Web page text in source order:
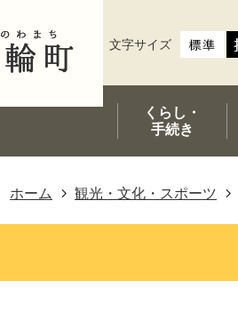
文字サイズ
くらし・
手続き
ホーム 観光・文化・スポーツ